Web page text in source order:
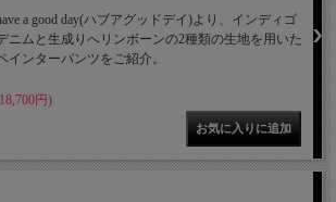
a good day(ハブアグッドデイ)より、インディゴ
ニムと生成りへリンボーンの2種類の生地を用いた
インターパンツをご紹介。
円)